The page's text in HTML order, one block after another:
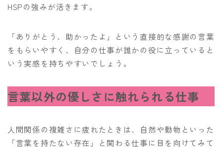
HSPの強みが活きます。
「ありがとう、助かったよ」という直接的な感謝の言葉
をもらいやすく、自分の仕事が誰かの役に立っていると
いう実感を持ちやすいでしょう。
言葉以外の優しさに触れられる仕事
人間関係の複雑さに疲れたときは、自然や動物といった
「言葉を持たない存在」と関わる仕事に目を向けてみて